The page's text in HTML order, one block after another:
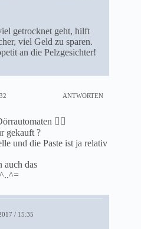
getrocknet geht, hilft
viel Geld zu sparen.
an die Pelzgesichter!
ANTWORTEN
👍🏻
gekauft ?
und die Paste ist ja relativ
auch das
/ 15:35